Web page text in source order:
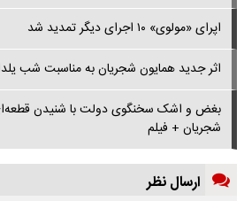
اپرای «مولوی» ۱۰ اجرای دیگر تمدید شد
اثر جدید همایون شجریان به مناسبت شب
بغض و اشک سخنگوی دولت با شنیدن
شجریان + فیلم
ارسال نظر